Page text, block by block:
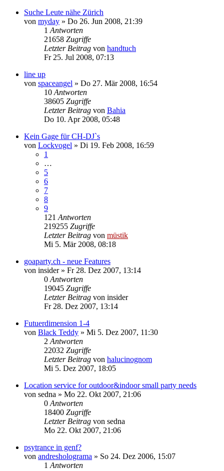
Suche Leute nähe Zürich
von myday » Do 26. Jun 2008, 21:39
1 Antworten
21658 Zugriffe
Letzter Beitrag von handtuch
Fr 25. Jul 2008, 07:13
line up
von spaceangel » Do 27. Mär 2008, 16:54
10 Antworten
38605 Zugriffe
Letzter Beitrag von Bahia
Do 10. Apr 2008, 05:48
Kein Gage für CH-DJ`s
von Lockvogel » Di 19. Feb 2008, 16:59
1
…
5
6
7
8
9
121 Antworten
219255 Zugriffe
Letzter Beitrag von müstik
Mi 5. Mär 2008, 08:18
goaparty.ch - neue Features
von insider» Fr 28. Dez 2007, 13:14
0 Antworten
19045 Zugriffe
Letzter Beitrag von insider
Fr 28. Dez 2007, 13:14
Futuerdimension 1-4
von Black Teddy » Mi 5. Dez 2007, 11:30
2 Antworten
22032 Zugriffe
Letzter Beitrag von halucinognom
Mi 5. Dez 2007, 18:05
Location service for outdoor&indoor small party needs
von sedna » Mo 22. Okt 2007, 21:06
0 Antworten
18400 Zugriffe
Letzter Beitrag von sedna
Mo 22. Okt 2007, 21:06
psytrance in genf?
von andresholograma » So 24. Dez 2006, 15:07
1 Antworten